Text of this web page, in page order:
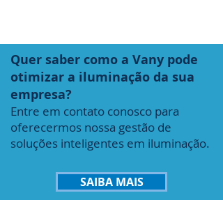
Quer saber como a Vany pode
otimizar a iluminação da sua
empresa?
Entre em contato conosco para
oferecermos nossa gestão de
soluções inteligentes em iluminação.
SAIBA MAIS